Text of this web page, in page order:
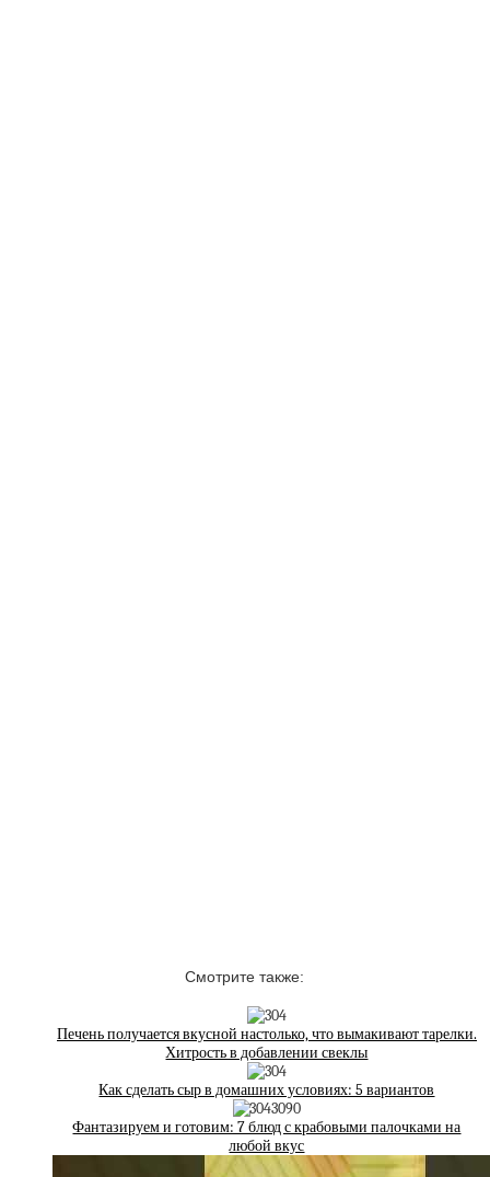
Смотрите также:
Печень получается вкусной настолько, что вымакивают тарелки.
Хитрость в добавлении свеклы
Как сделать сыр в домашних условиях: 5 вариантов
Фантазируем и готовим: 7 блюд с крабовыми палочками на
любой вкус